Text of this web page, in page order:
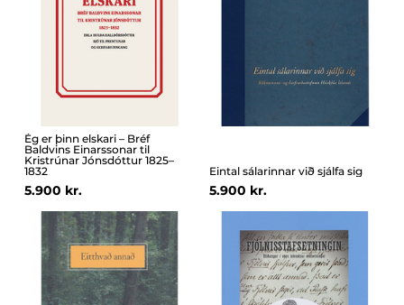
Ég er þinn elskari – Bréf
Baldvins Einarssonar til
Kristrúnar Jónsdóttur 1825–
1832
5.900 kr.
Eintal sálarinnar við sjálfa sig
5.900 kr.